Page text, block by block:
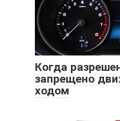
Когда
запрещено
ходом